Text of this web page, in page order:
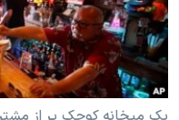
اقتصادی
علم و فناوری
اسرائیل در جنگ
حمله جمهوری اسلامی به
رمز مهسا
ورزش زنان در ایران
زبانهای مختلف